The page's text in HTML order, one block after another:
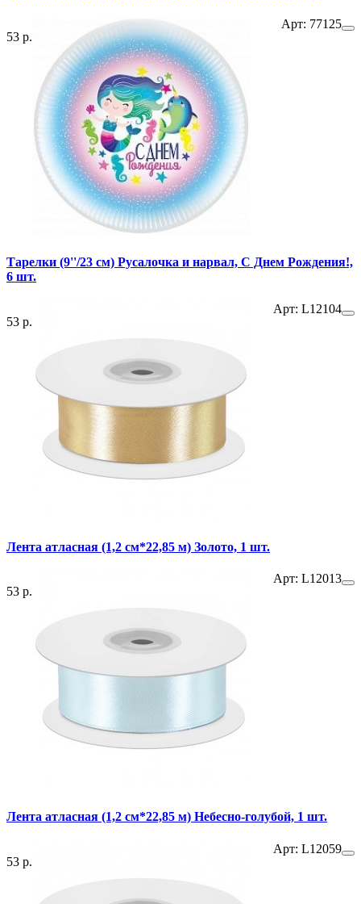
53 р.
Арт: 77125
Тарелки (9''/23 см) Русалочка и нарвал, С Днем Рождения!,
6 шт.
53 р.
Арт: L12104
Лента атласная (1,2 см*22,85 м) Золото, 1 шт.
53 р.
Арт: L12013
Лента атласная (1,2 см*22,85 м) Небесно-голубой, 1 шт.
53 р.
Арт: L12059